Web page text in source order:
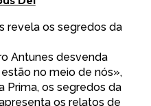
Antunes desvenda
no meio de nós»,
Prima, os segredos da
os relatos de